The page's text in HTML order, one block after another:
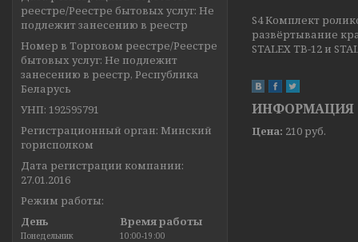
S4 Комплект
развёртывание
STALEX TB-12 и
ИНФОРМАЦИЯ
Цена: 210 руб.
реестре/Реестре бытовых услуг: Не
подлежит занесению в реестр
Номер в Торговом реестре/Реестре
бытовых услуг: Не подлежит
занесению в реестр, Республика
Беларусь
УНП: 192595791
Регистрационный орган: Минский
горисполком
Дата регистрации компании:
27.01.2016
Режим работы:
День
Время работы
Понедельник
10:00-19:00